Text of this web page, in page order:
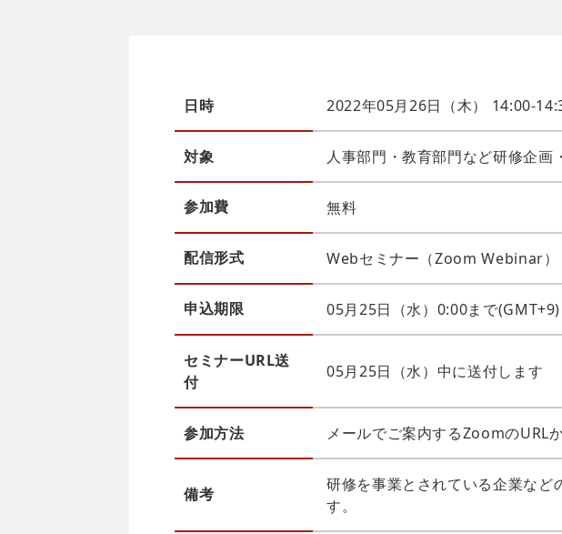
日時 2022年05月26日（木） 14:00-
対象 人事部門・教育部門など研修企画
参加費 無料
配信形式 Webセミナー（Zoom Webinar）
申込期限 05月25日（水）0:00まで(GMT+9)
セミナーURL送
付
05月25日（水）中に送付します
参加方法 メールでご案内するZoomのURL
備考
研修を事業とされている企業など
す。